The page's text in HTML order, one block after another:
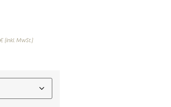
(inkl. MwSt.)